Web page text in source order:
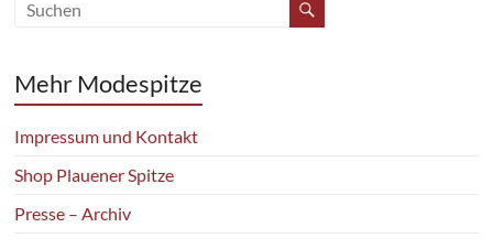
Mehr Modespitze
Impressum und Kontakt
Shop Plauener Spitze
Presse – Archiv